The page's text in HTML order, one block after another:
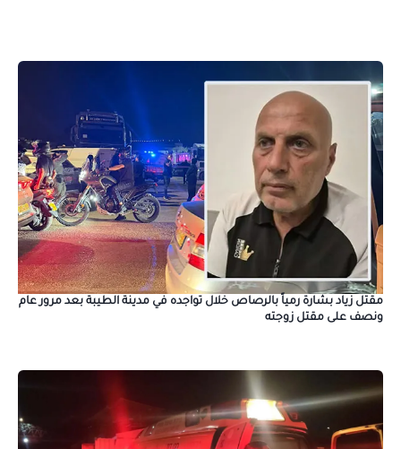
مقتل زياد بشارة رمياً بالرصاص خلال تواجده في مدينة الطيبة بعد مرور عام
ونصف على مقتل زوجته